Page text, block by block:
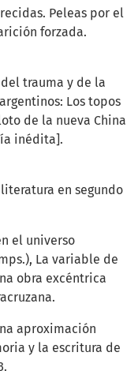
Peleas por el
forzada.
del trauma y de la
Los topos
de la nueva China
inédita].
literatura en segundo
el universo
La variable de
obra excéntrica
aproximación
y la escritura de